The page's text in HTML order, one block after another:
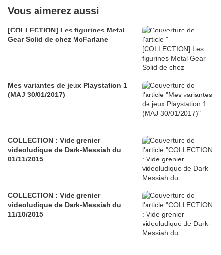
Vous aimerez aussi
[COLLECTION] Les figurines Metal
Gear Solid de chez McFarlane
Mes variantes de jeux Playstation 1
(MAJ 30/01/2017)
COLLECTION : Vide grenier
videoludique de Dark-Messiah du
01/11/2015
COLLECTION : Vide grenier
videoludique de Dark-Messiah du
11/10/2015